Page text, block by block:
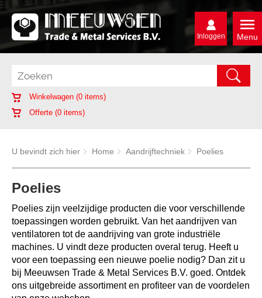
Menu
Inloggen
Winkelwagen (0 items)
Offerte (0 items)
U bevindt zich hier Home Aandrijftechniek Poelies
Poelies
Poelies zijn veelzijdige producten die voor verschillende
toepassingen worden gebruikt. Van het aandrijven van
ventilatoren tot de aandrijving van grote industriële
machines. U vindt deze producten overal terug. Heeft u
voor een toepassing een nieuwe poelie nodig? Dan zit u
bij Meeuwsen Trade & Metal Services B.V. goed. Ontdek
ons uitgebreide assortiment en profiteer van de voordelen